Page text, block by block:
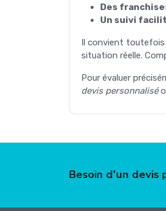
Des
Un suivi
Il convient toutefois
situation réelle.
Pour évaluer
devis personnalisé
Besoin d'un devis